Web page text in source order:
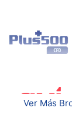
Ver Más